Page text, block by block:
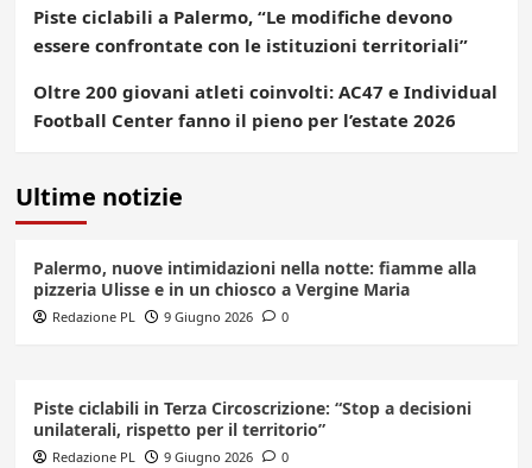
Piste ciclabili a Palermo, “Le modifiche devono
essere confrontate con le istituzioni territoriali”
Oltre 200 giovani atleti coinvolti: AC47 e Individual
Football Center fanno il pieno per l’estate 2026
Ultime notizie
Palermo, nuove intimidazioni nella notte: fiamme alla
pizzeria Ulisse e in un chiosco a Vergine Maria
Redazione PL 9 Giugno 2026 0
Piste ciclabili in Terza Circoscrizione: “Stop a decisioni
unilaterali, rispetto per il territorio”
Redazione PL 9 Giugno 2026 0